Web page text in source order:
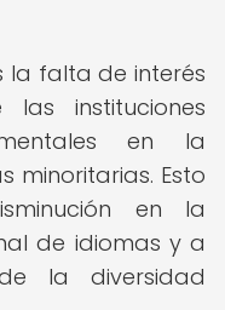
la falta de interés
instituciones
en la
minoritarias. Esto
en la
de idiomas y a
la diversidad